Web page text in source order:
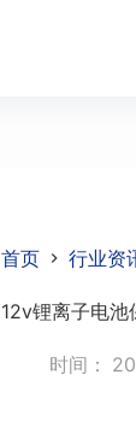
首页 行业资
12v锂离子电池
时间：